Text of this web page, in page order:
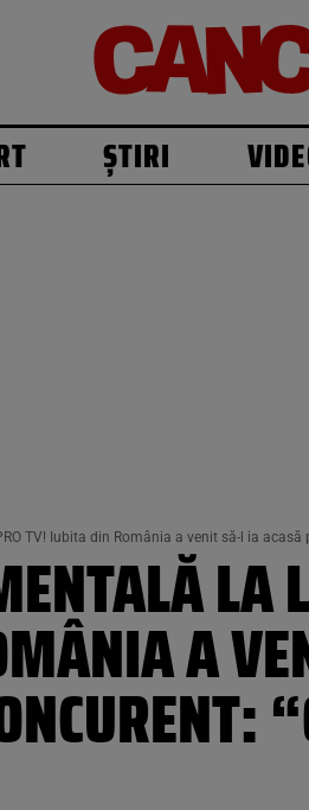
ȘTIRI
TV! Iubita din România a venit să-l ia
LA
A